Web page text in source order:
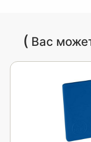
( Вас